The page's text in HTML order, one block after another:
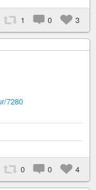
1 0 3
7280
0 0 4